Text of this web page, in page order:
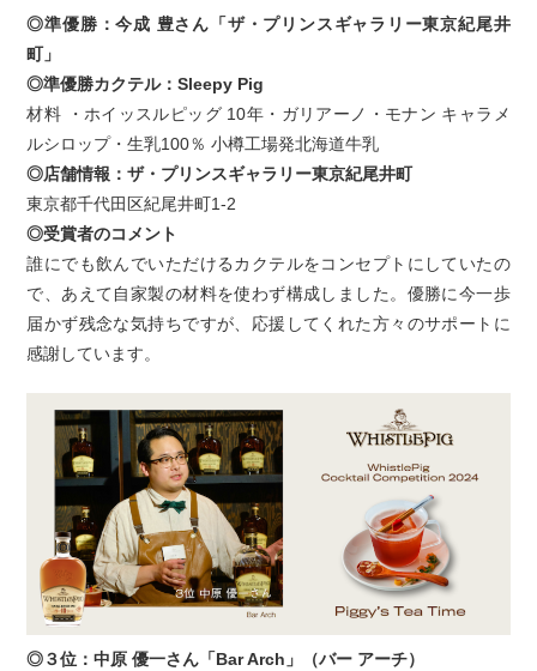
◎準優勝：今成 豊さん「ザ・プリンスギャラリー東京紀尾井
町」
◎準優勝カクテル：Sleepy Pig
材料 ・ホイッスルピッグ 10年・ガリアーノ・モナン キャラメ
ルシロップ・生乳100％ 小樽工場発北海道牛乳
◎店舗情報：ザ・プリンスギャラリー東京紀尾井町
東京都千代田区紀尾井町1-2
◎受賞者のコメント
誰にでも飲んでいただけるカクテルをコンセプトにしていたの
で、あえて自家製の材料を使わず構成しました。優勝に今一歩
届かず残念な気持ちですが、応援してくれた方々のサポートに
感謝しています。
◎３位：中原 優一さん「Bar Arch」（バー アーチ）